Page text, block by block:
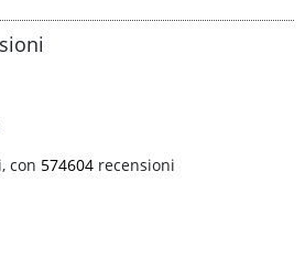
con 574604 recensioni